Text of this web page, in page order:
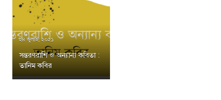
২৪ জুলাই, ২০২১
সন্তরণরাশি ও অন্যান্য কবিতা :
তানিম কবির